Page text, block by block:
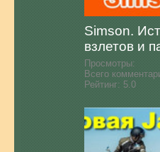
Simson.
взлетов и
Просмотры:
Всего
Рейтинг: 5.0